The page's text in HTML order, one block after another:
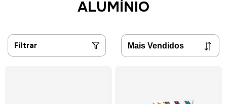
ALUMÍNIO
Filtrar